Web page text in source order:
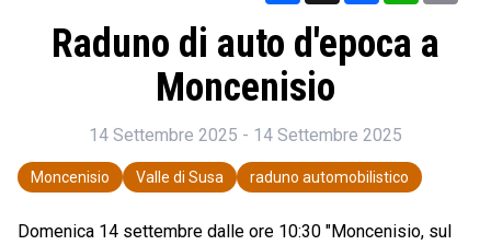
Raduno di auto d'epoca a
Moncenisio
14 Settembre 2025 - 14 Settembre 2025
Moncenisio Valle di Susa raduno automobilistico
Domenica 14 settembre dalle ore 10:30 "Moncenisio, sul